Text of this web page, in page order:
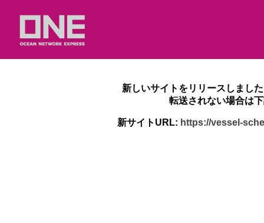
新しいサイトをリリースしまし
転送されない場合は
新サイトURL: https://vessel-